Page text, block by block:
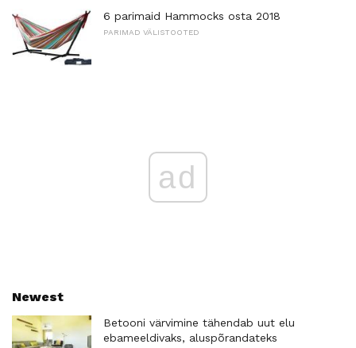
6 parimaid Hammocks osta 2018
PARIMAD VÄLISTOOTED
ad
Newest
Betooni värvimine tähendab uut elu
ebameeldivaks, aluspõrandateks